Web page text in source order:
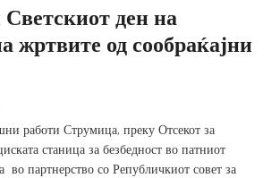
ден на
жртвите од сообраќајни
работи Струмица, преку Отсекот за
станица за безбедност во патниот
во партнерство со Републичкиот совет за